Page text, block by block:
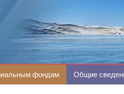
фондам Общие